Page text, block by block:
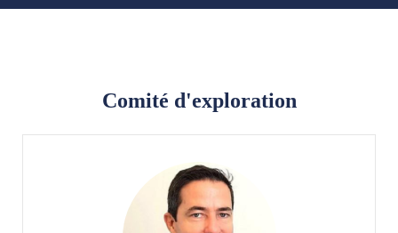
Comité d'exploration